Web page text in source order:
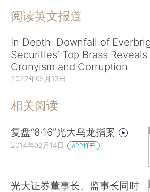
阅读英文报道
In Depth: Downfall of
Securities’ Top Brass
Cronyism and Corruption
2022年05月13日
相关阅读
复盘“8·16”光大乌龙指案
2014年02月14日 APP打开
光大证券董事长、监事长同时